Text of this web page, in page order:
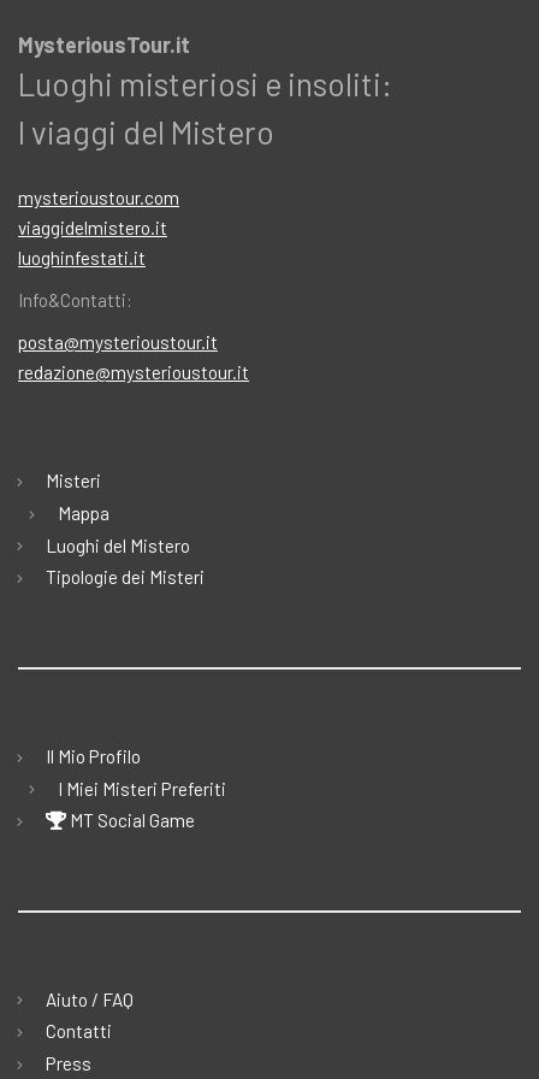
MysteriousTour.it
Luoghi misteriosi e insoliti:
I viaggi del Mistero
mysterioustour.com
viaggidelmistero.it
luoghinfestati.it
Info&Contatti:
posta@mysterioustour.it
redazione@mysterioustour.it
Misteri
Mappa
Luoghi del Mistero
Tipologie dei Misteri
Il Mio Profilo
I Miei Misteri Preferiti
MT Social Game
Aiuto / FAQ
Contatti
Press